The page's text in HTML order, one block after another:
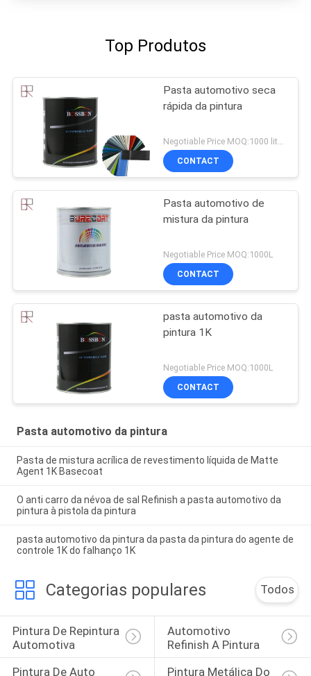
Top Produtos
Pasta automotivo seca
rápida da pintura
Negotiable Price MOQ:1000 litros
CONTACT
Pasta automotivo de
mistura da pintura
Negotiable Price MOQ:1000L
CONTACT
pasta automotivo da
pintura 1K
Negotiable Price MOQ:1000L
CONTACT
Pasta automotivo da pintura
Pasta de mistura acrílica de revestimento líquida de Matte
Agent 1K Basecoat
O anti carro da névoa de sal Refinish a pasta automotivo da
pintura à pistola da pintura
pasta automotivo da pintura da pasta da pintura do agente de
controle 1K do falhanço 1K
Categorias populares Todos
Pintura De Repintura
Automotiva
Automotivo
Refinish A Pintura
Pintura De Auto
Pintura Metálica Do